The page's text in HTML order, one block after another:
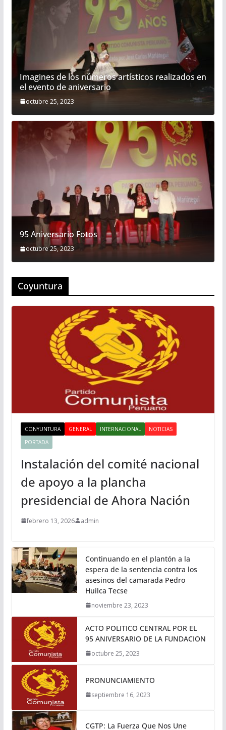
Imagines de los números artísticos realizados en
el evento de aniversario
octubre 25, 2023
95 Aniversario Fotos
octubre 25, 2023
Coyuntura
CONYUNTURA GENERAL INTERNACIONAL
NOTICIAS
PORTADA
Instalación del comité nacional
de apoyo a la plancha
presidencial de Ahora Nación
febrero 13, 2026 admin
Continuando en el plantón a la
espera de la sentencia contra los
asesinos del camarada Pedro
Huilca Tecse
noviembre 23, 2023
ACTO POLITICO CENTRAL POR EL
95 ANIVERSARIO DE LA FUNDACION
octubre 25, 2023
PRONUNCIAMIENTO
septiembre 16, 2023
CGTP: La Fuerza Que Nos Une